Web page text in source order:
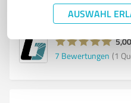
AUSWAHL
www.betrieb24.de/
7 Bewertungen (1